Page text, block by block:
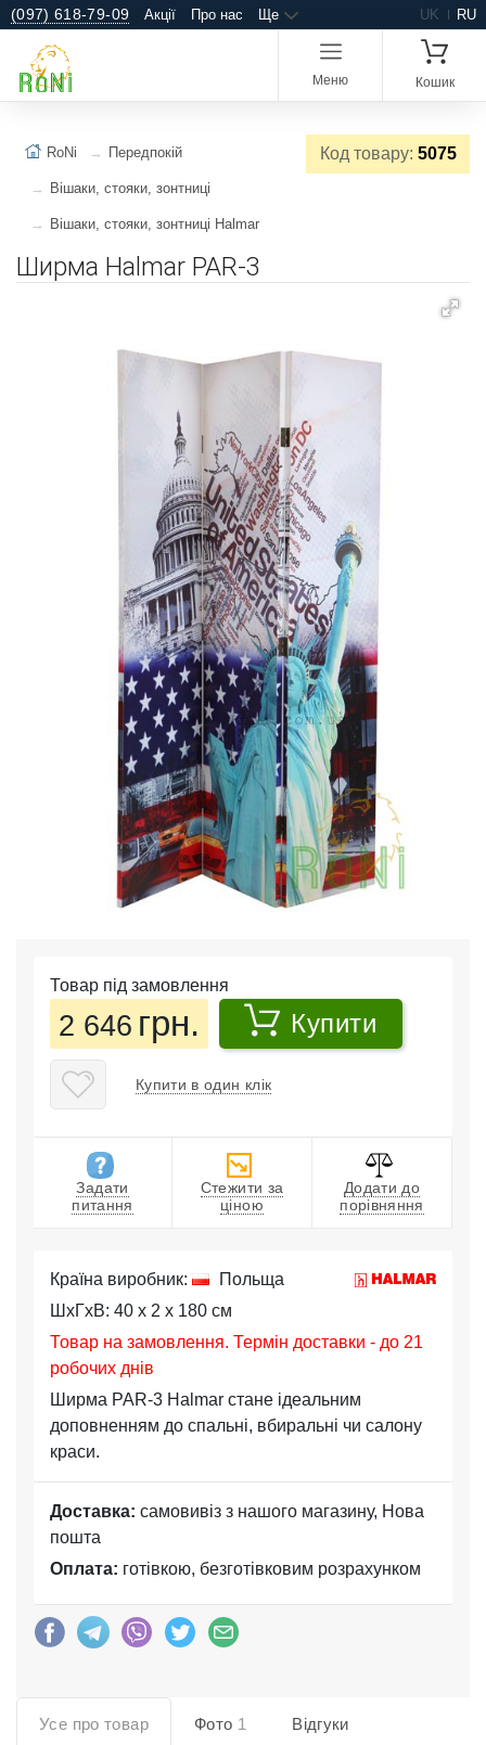
(097) 618-79-09 Акції Про нас Ще UK RU
Меню Кошик
Код товару: 5075
RoNi Передпокій
Вішаки, стояки, зонтниці
Вішаки, стояки, зонтниці Halmar
Ширма Halmar PAR-3
Товар під замовлення
2 646 грн. Купити
Купити в один клік
Задати
питання
Стежити за
ціною
Додати до
порівняння
Країна виробник:
Польща
ШхГхВ: 40 x 2 x 180 см
Товар на замовлення. Термін доставки - до 21
робочих днів
Ширма PAR-3 Halmar стане ідеальним
доповненням до спальні, вбиральні чи салону
краси.
Доставка: самовивіз з нашого магазину, Нова
пошта
Оплата: готівкою, безготівковим розрахунком
Усе про товар Фото 1 Відгуки